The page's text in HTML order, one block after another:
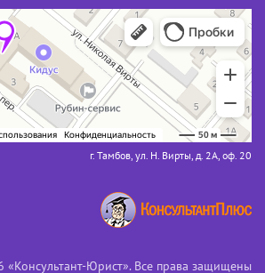
г. Тамбов, ул. Н. Вирты, д. 2А, оф. 20
Юрист». Все права защищены